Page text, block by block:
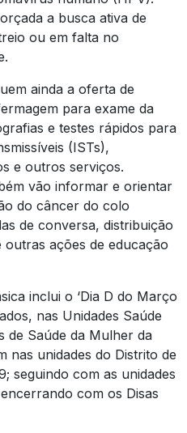
a busca ativa de
ou em falta no
ainda a oferta de
para exame da
e testes rápidos para
(ISTs),
e outros serviços.
vão informar e orientar
do câncer do colo
de conversa, distribuição
ações de educação
inclui o ‘Dia D do Março
nas Unidades Saúde
de Saúde da Mulher da
nas unidades do Distrito de
seguindo com as unidades
com os Disas